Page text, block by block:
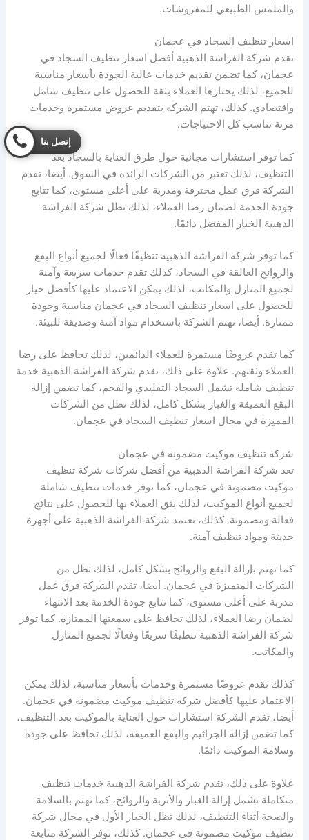
والملمس الطبيعي للمفروشات.
اسعار تنظيف السجاد في عجمان
تقدم شركة الفراشة الذهبية أفضل اسعار تنظيف السجاد في
عجمان، كما تضمن تقديم خدمات عالية الجودة بأسعار مناسبة
للجميع، لذلك يختارها العملاء بثقة للحصول على تنظيف شامل
واقتصادي. كذلك، تهتم الشركة بتقديم عروض مستمرة وخدمات
مرنة تناسب كل الاحتياجات.
كما توفر استشارات مجانية حول طرق العناية بالسجاد بعد
التنظيف، لذلك تعتبر من الشركات الرائدة في السوق. أيضا، تقدم
الشركة فرق عمل محترفة ومدربة على أعلى مستوى، كما تتابع
جودة الخدمة لضمان رضا العملاء، لذلك تظل شركة الفراشة
الذهبية الخيار المفضل دائمًا.
كما توفر شركة الفراشة الذهبية تنظيفًا فعالًا لجميع أنواع البقع
والروائح العالقة في السجاد، كذلك تقدم خدمات سريعة وآمنة
لجميع المنازل والمكاتب، لذلك يمكن الاعتماد عليها كأفضل خيار
للحصول على اسعار تنظيف السجاد في عجمان مناسبة وجودة
ممتازة. أيضا، تهتم الشركة باستخدام مواد آمنة وصديقة للبيئة.
كما تقدم عروضًا مستمرة للعملاء الدائمين، لذلك تحافظ على رضا
العملاء وثقتهم. علاوة على ذلك، تقدم شركة الفراشة الذهبية خدمة
تنظيف شاملة تشمل السجاد التقليدي والفخم، كما تضمن إزالة
البقع العميقة والغبار بشكل كامل، لذلك تظل من الشركات
المميزة في مجال اسعار تنظيف السجاد في عجمان.
شركة تنظيف موكيت مضمونة في عجمان
تعد شركة الفراشة الذهبية من أفضل شركات شركة تنظيف
موكيت مضمونة في عجمان، كما توفر خدمات تنظيف شاملة
لجميع أنواع الموكيت، لذلك يثق العملاء بها للحصول على نتائج
فعالة ومضمونة. كذلك، تعتمد شركة الفراشة الذهبية على أجهزة
حديثة ومواد تنظيف آمنة.
كما تهتم بإزالة البقع والروائح بشكل كامل، لذلك تظل من
الشركات المتميزة في عجمان. أيضا، تقدم الشركة فرق عمل
مدربة على أعلى مستوى، كما تتابع جودة الخدمة بعد الانتهاء
لضمان رضا العملاء، لذلك تحافظ على سمعتها الممتازة. كما توفر
شركة الفراشة الذهبية تنظيفًا سريعًا وفعالًا لجميع المنازل
والمكاتب.
كذلك تقدم عروضًا مستمرة وخدمات بأسعار مناسبة، لذلك يمكن
الاعتماد عليها كأفضل شركة تنظيف موكيت مضمونة في عجمان.
أيضا، تقدم الشركة استشارات حول العناية بالموكيت بعد التنظيف،
كما تضمن إزالة الجراثيم والبقع العميقة، لذلك تحافظ على جودة
وسلامة الموكيت دائمًا.
علاوة على ذلك، تقدم شركة الفراشة الذهبية خدمات تنظيف
متكاملة تشمل إزالة الغبار والأتربة والروائح، كما تهتم بالسلامة
والصحة أثناء التنظيف، لذلك تظل الخيار الأول في مجال شركة
تنظيف موكيت مضمونة في عجمان. كذلك، توفر الشركة متابعة
إتصل بنا